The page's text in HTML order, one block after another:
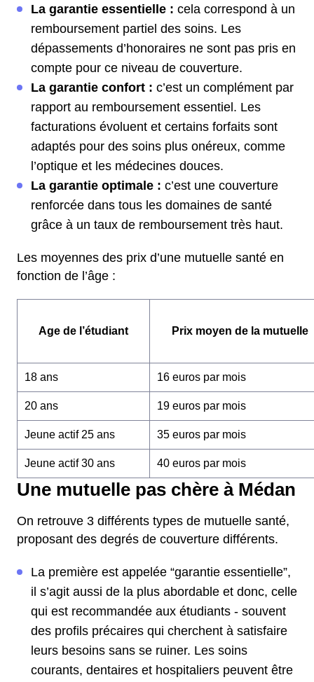
La garantie essentielle : cela correspond à un
remboursement partiel des soins. Les
dépassements d’honoraires ne sont pas pris en
compte pour ce niveau de couverture.
La garantie confort : c’est un complément par
rapport au remboursement essentiel. Les
facturations évoluent et certains forfaits sont
adaptés pour des soins plus onéreux, comme
l’optique et les médecines douces.
La garantie optimale : c’est une couverture
renforcée dans tous les domaines de santé
grâce à un taux de remboursement très haut.
Les moyennes des prix d’une mutuelle santé en
fonction de l’âge :
Age de l’étudiant Prix moyen de la mutuelle
18 ans 16 euros par mois
20 ans 19 euros par mois
Jeune actif 25 ans 35 euros par mois
Jeune actif 30 ans 40 euros par mois
Une mutuelle pas chère à Médan
On retrouve 3 différents types de mutuelle santé,
proposant des degrés de couverture différents.
La première est appelée “garantie essentielle”,
il s’agit aussi de la plus abordable et donc, celle
qui est recommandée aux étudiants - souvent
des profils précaires qui cherchent à satisfaire
leurs besoins sans se ruiner. Les soins
courants, dentaires et hospitaliers peuvent être